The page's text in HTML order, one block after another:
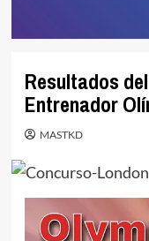
Resultados
Entrenador
MASTKD